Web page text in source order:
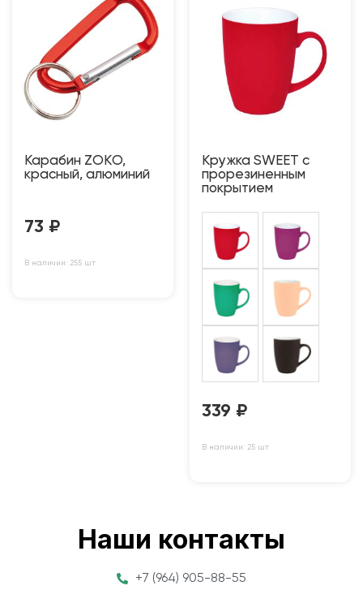
Карабин ZOKО,
красный, алюминий
73 ₽
В наличии: 255 шт
Кружка SWEET с
прорезиненным
покрытием
339 ₽
В наличии: 25 шт
Наши контакты
+7 (964) 905-88-55